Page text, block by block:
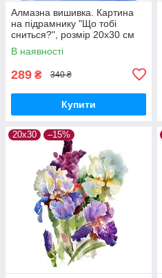
Алмазна вишивка. Картина
на підрамнику "Що тобі
сниться?", розмір 20х30 см
В наявності
289 ₴ 340 ₴
Купити
20х30 –15%